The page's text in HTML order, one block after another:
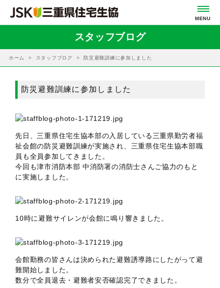
スタッフブログ
ホーム スタッフブログ 防災避難訓練に参加しました
防災避難訓練に参加しました
先日、三重県住宅生協本部の入居している三重県勤労者福
祉会館の防災避難訓練が実施され、三重県住宅生協本部職
員も全員参加してきました。
今回も津市消防本部 中消防署の消防士さんご協力のもと
に実施しました。
10時に避難サイレンが会館に鳴り響きました。
会館勤務の皆さんは決められた避難誘導路にしたがって避
難開始しました。
数分で全員退去・避難者安否確認完了できました。